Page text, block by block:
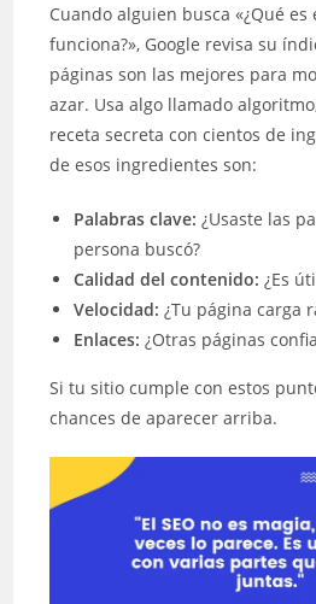
Cuando alguien busca «¿Qué es
funciona?», Google revisa su
páginas son las mejores para
azar. Usa algo llamado
receta secreta con cientos de
de esos ingredientes son:
Palabras clave: ¿Usaste las
persona buscó?
Calidad del contenido: ¿Es
Velocidad: ¿Tu página carga
Enlaces: ¿Otras páginas
Si tu sitio cumple con estos
chances de aparecer arriba.